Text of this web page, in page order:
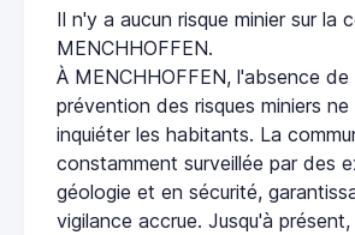
Il n'y a aucun risque minier sur la
MENCHHOFFEN.
À MENCHHOFFEN, l'absence de
prévention des risques miniers
inquiéter les habitants. La
constamment surveillée par des
géologie et en sécurité,
vigilance accrue. Jusqu'à présent,